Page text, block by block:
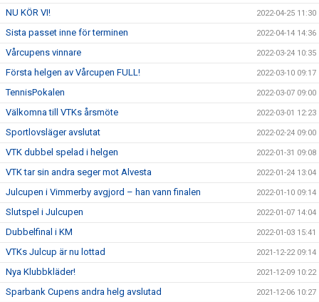
NU KÖR VI! 2022-04-25 11:30
Sista passet inne för terminen 2022-04-14 14:36
Vårcupens vinnare 2022-03-24 10:35
Första helgen av Vårcupen FULL! 2022-03-10 09:17
TennisPokalen 2022-03-07 09:00
Välkomna till VTKs årsmöte 2022-03-01 12:23
Sportlovsläger avslutat 2022-02-24 09:00
VTK dubbel spelad i helgen 2022-01-31 09:08
VTK tar sin andra seger mot Alvesta 2022-01-24 13:04
Julcupen i Vimmerby avgjord – han vann finalen 2022-01-10 09:14
Slutspel i Julcupen 2022-01-07 14:04
Dubbelfinal i KM 2022-01-03 15:41
VTKs Julcup är nu lottad 2021-12-22 09:14
Nya Klubbkläder! 2021-12-09 10:22
Sparbank Cupens andra helg avslutad 2021-12-06 10:27